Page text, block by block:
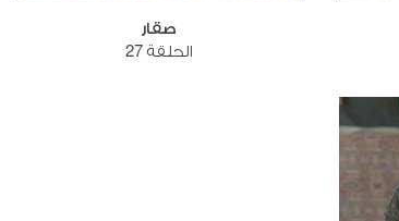
صقار
الحلقة 27